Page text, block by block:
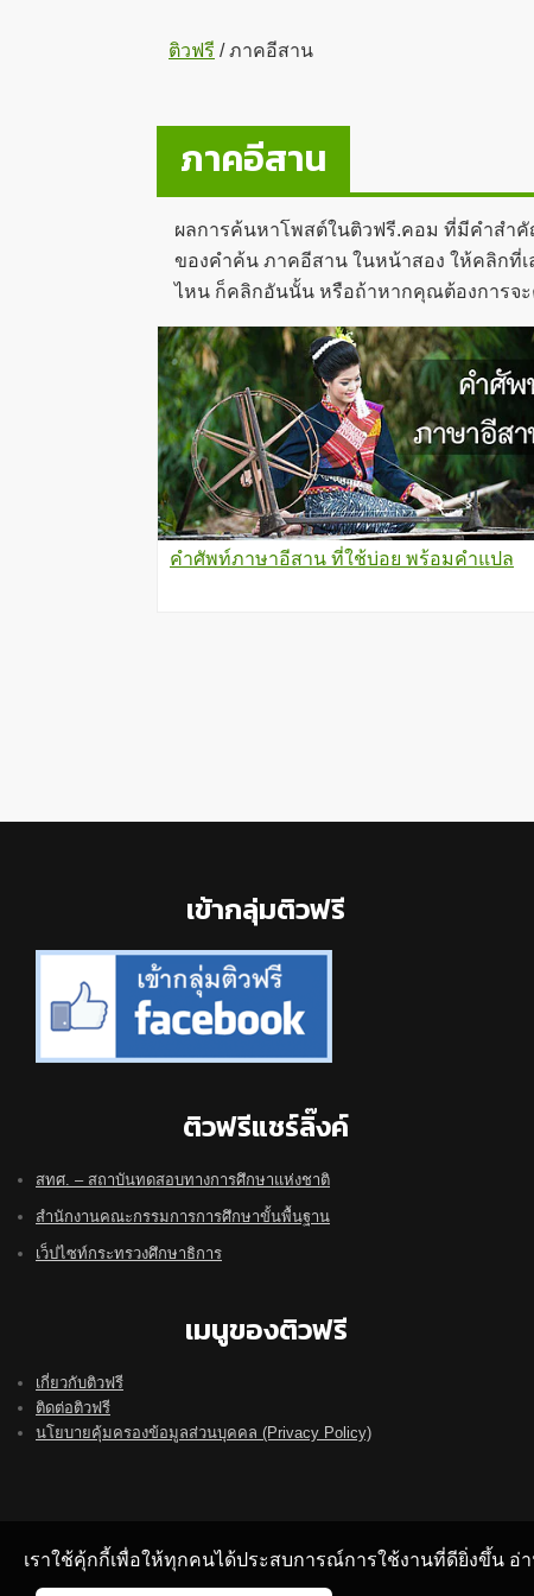
ติวฟรี /ภาคอีสาน
ภาคอีสาน
ผลการค้นหาโพสต์ในติวฟรี.คอม ที่มีคำสำ
ของคำค้น ภาคอีสาน ในหน้าสอง ให้คลิกที่
ไหน ก็คลิกอันนั้น หรือถ้าหากคุณต้องการจ
คำศัพท์ภาษาอีสาน ที่ใช้บ่อย พร้อมคำแปล
เข้ากลุ่มติวฟรี
ติวฟรีแชร์ลิ๊งค์
สทศ. – สถาบันทดสอบทางการศึกษาแห่งชาติ
สำนักงานคณะกรรมการการศึกษาขั้นพื้นฐาน
เว็ปไซท์กระทรวงศึกษาธิการ
เมนูของติวฟรี
เกี่ยวกับติวฟรี
ติดต่อติวฟรี
นโยบายคุ้มครองข้อมูลส่วนบุคคล (Privacy Policy)
เราใช้คุ้กกี้เพื่อให้ทุกคนได้ประสบการณ์การใช้งานที่ดียิ่งขึ้น